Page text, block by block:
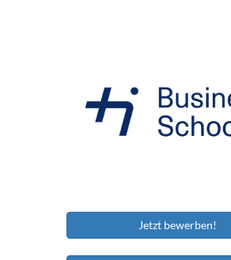
Jetzt bewerben!